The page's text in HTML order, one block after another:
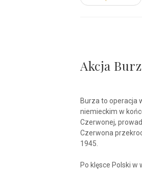
Akcja
Burza to operacja
niemieckim w
Czerwonej,
Czerwona
1945.
Po klęsce Polski